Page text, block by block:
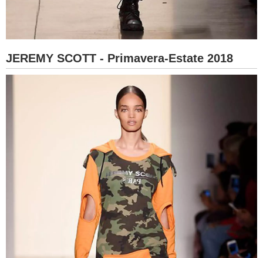
JEREMY SCOTT - Primavera-Estate 2018